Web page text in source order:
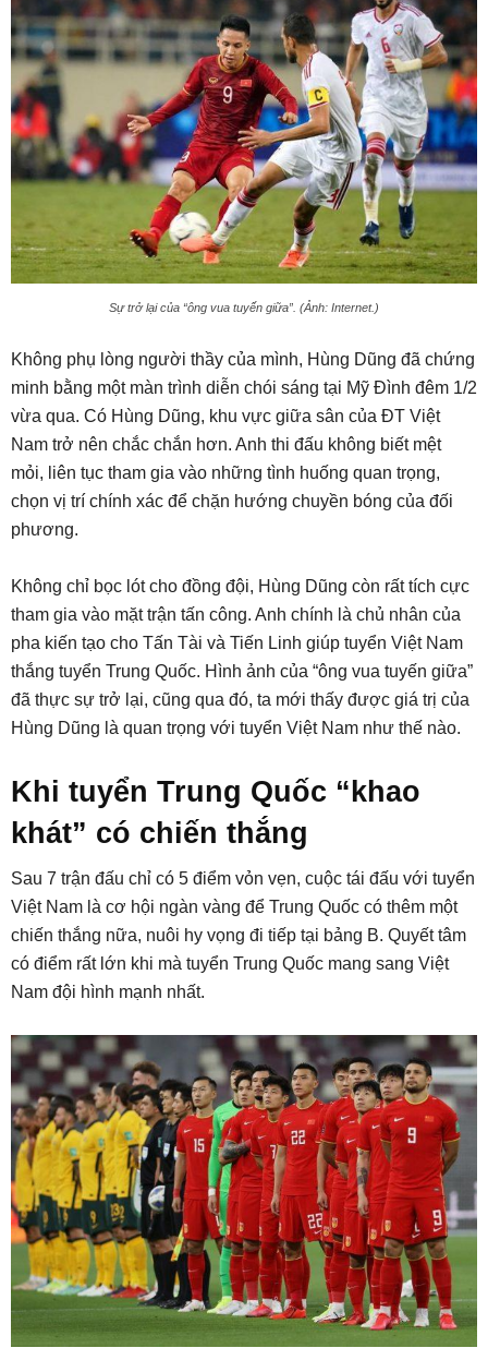
Sự trở lại của “ông vua tuyến giữa”. (Ảnh: Internet.)
Không phụ lòng người thầy của mình, Hùng Dũng đã chứng
minh bằng một màn trình diễn chói sáng tại Mỹ Đình đêm 1/2
vừa qua. Có Hùng Dũng, khu vực giữa sân của ĐT Việt
Nam trở nên chắc chắn hơn. Anh thi đấu không biết mệt
mỏi, liên tục tham gia vào những tình huống quan trọng,
chọn vị trí chính xác để chặn hướng chuyền bóng của đối
phương.
Không chỉ bọc lót cho đồng đội, Hùng Dũng còn rất tích cực
tham gia vào mặt trận tấn công. Anh chính là chủ nhân của
pha kiến tạo cho Tấn Tài và Tiến Linh giúp tuyển Việt Nam
thắng tuyển Trung Quốc. Hình ảnh của “ông vua tuyến giữa”
đã thực sự trở lại, cũng qua đó, ta mới thấy được giá trị của
Hùng Dũng là quan trọng với tuyển Việt Nam như thế nào.
Khi tuyển Trung Quốc “khao
khát” có chiến thắng
Sau 7 trận đấu chỉ có 5 điểm vỏn vẹn, cuộc tái đấu với tuyển
Việt Nam là cơ hội ngàn vàng để Trung Quốc có thêm một
chiến thắng nữa, nuôi hy vọng đi tiếp tại bảng B. Quyết tâm
có điểm rất lớn khi mà tuyển Trung Quốc mang sang Việt
Nam đội hình mạnh nhất.